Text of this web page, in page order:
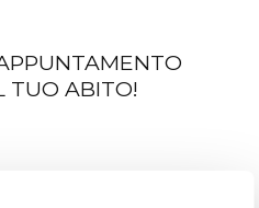
TUO ABITO!